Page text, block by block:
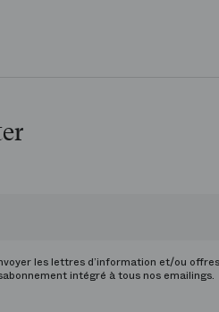
les lettres d’information et/ou offres
intégré à tous nos emailings.